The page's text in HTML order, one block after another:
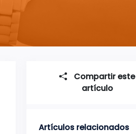
Compartir este
artículo
Artículos relacionados